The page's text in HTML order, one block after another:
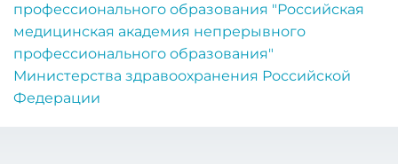
профессионального образования "Российская
медицинская академия непрерывного
профессионального образования"
Министерства здравоохранения Российской
Федерации